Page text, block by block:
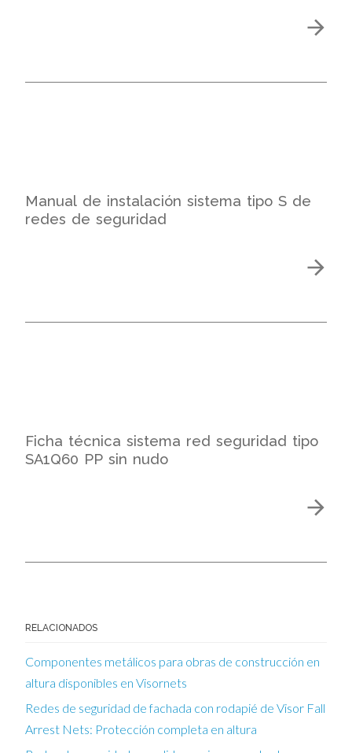
Manual de instalación sistema tipo S de
redes de seguridad
Ficha técnica sistema red seguridad tipo
SA1Q60 PP sin nudo
RELACIONADOS
Componentes metálicos para obras de construcción en
altura disponibles en Visornets
Redes de seguridad de fachada con rodapié de Visor Fall
Arrest Nets: Protección completa en altura